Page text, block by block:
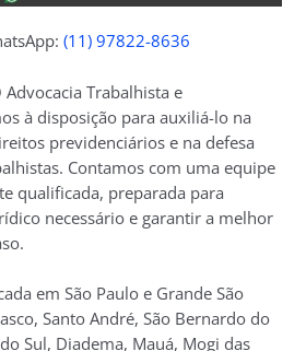
(11) 97822-8636
Trabalhista e
à disposição para auxiliá-lo na
previdenciários e na defesa
Contamos com uma equipe
qualificada, preparada para
necessário e garantir a melhor
em São Paulo e Grande São
Santo André, São Bernardo do
Sul, Diadema, Mauá, Mogi das